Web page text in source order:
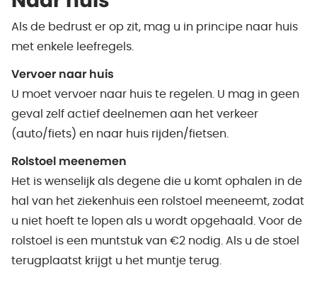
Als de bedrust er op zit, mag u in principe naar huis
met enkele leefregels.
Vervoer naar huis
U moet vervoer naar huis te regelen. U mag in geen
geval zelf actief deelnemen aan het verkeer
(auto/fiets) en naar huis rijden/fietsen.
Rolstoel meenemen
Het is wenselijk als degene die u komt ophalen in de
hal van het ziekenhuis een rolstoel meeneemt, zodat
u niet hoeft te lopen als u wordt opgehaald. Voor de
rolstoel is een muntstuk van €2 nodig. Als u de stoel
terugplaatst krijgt u het muntje terug.